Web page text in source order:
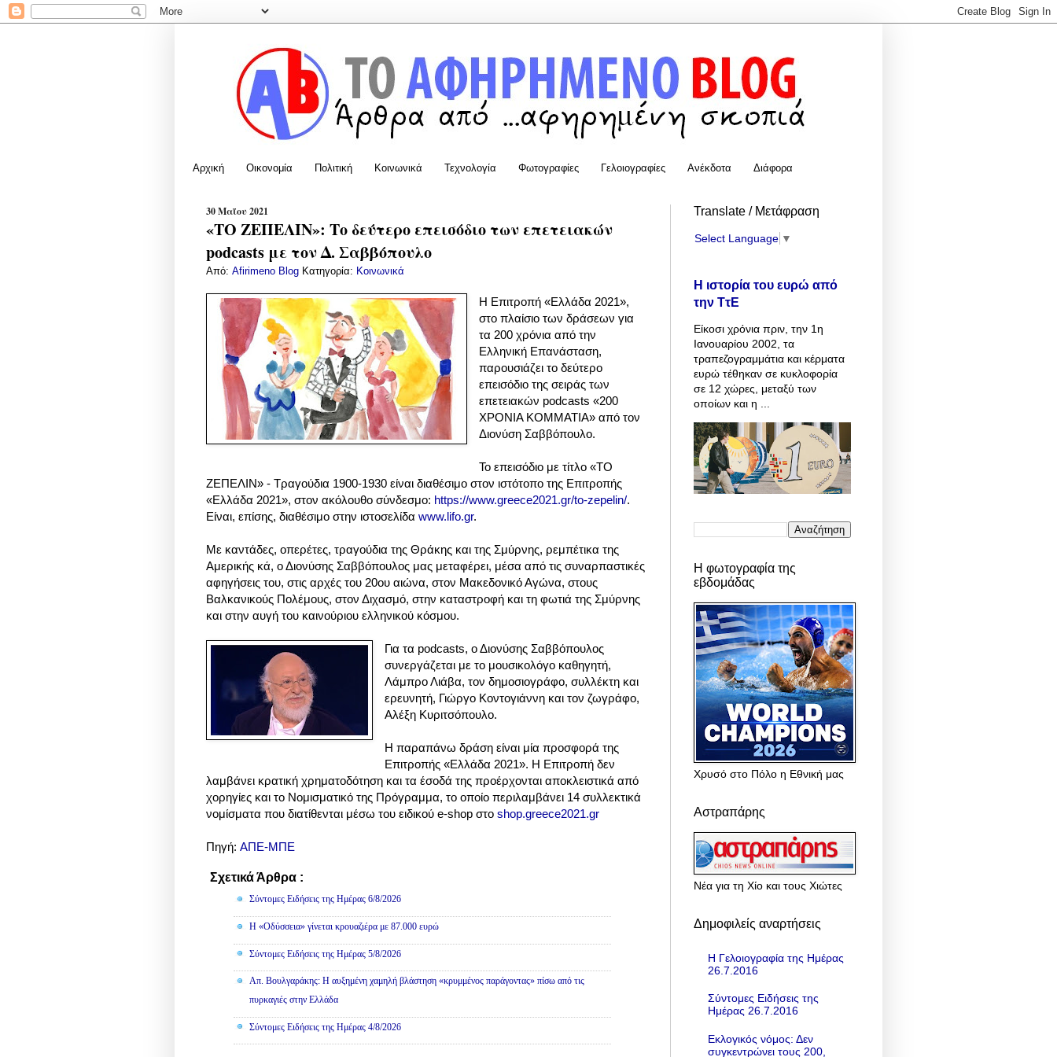
Αρχική Οικονομία Πολιτική Κοινωνικά Τεχνολογία Φωτογραφίες Γελοιογραφίες Ανέκδοτα Διάφορα
30 Μαΐου 2021
«ΤΟ ΖΕΠΕΛΙΝ»: Το δεύτερο επεισόδιο των επετειακών
podcasts με τον Δ. Σαββόπουλο
Από: Afirimeno Blog Κατηγορία: Κοινωνικά
Η Επιτροπή «Ελλάδα 2021»,
στο πλαίσιο των δράσεων για
τα 200 χρόνια από την
Ελληνική Επανάσταση,
παρουσιάζει το δεύτερο
επεισόδιο της σειράς των
επετειακών podcasts «200
ΧΡΟΝΙΑ ΚΟΜΜΑΤΙΑ» από τον
Διονύση Σαββόπουλο.
Το επεισόδιο με τίτλο «ΤΟ
ΖΕΠΕΛΙΝ» - Τραγούδια 1900-1930 είναι διαθέσιμο στον ιστότοπο της Επιτροπής
«Ελλάδα 2021», στον ακόλουθο σύνδεσμο: https://www.greece2021.gr/to-zepelin/.
Είναι, επίσης, διαθέσιμο στην ιστοσελίδα www.lifo.gr.
Με καντάδες, οπερέτες, τραγούδια της Θράκης και της Σμύρνης, ρεμπέτικα της
Αμερικής κά, ο Διονύσης Σαββόπουλος μας μεταφέρει, μέσα από τις συναρπαστικές
αφηγήσεις του, στις αρχές του 20ου αιώνα, στον Μακεδονικό Αγώνα, στους
Βαλκανικούς Πολέμους, στον Διχασμό, στην καταστροφή και τη φωτιά της Σμύρνης
και στην αυγή του καινούριου ελληνικού κόσμου.
Για τα podcasts, ο Διονύσης Σαββόπουλος
συνεργάζεται με το μουσικολόγο καθηγητή,
Λάμπρο Λιάβα, τον δημοσιογράφο, συλλέκτη και
ερευνητή, Γιώργο Κοντογιάννη και τον ζωγράφο,
Αλέξη Κυριτσόπουλο.
Η παραπάνω δράση είναι μία προσφορά της
Επιτροπής «Ελλάδα 2021». Η Επιτροπή δεν
λαμβάνει κρατική χρηματοδότηση και τα έσοδά της προέρχονται αποκλειστικά από
χορηγίες και το Νομισματικό της Πρόγραμμα, το οποίο περιλαμβάνει 14 συλλεκτικά
νομίσματα που διατίθενται μέσω του ειδικού e-shop στο shop.greece2021.gr
Πηγή: ΑΠΕ-ΜΠΕ
Σχετικά Άρθρα :
Σύντομες Ειδήσεις της Ημέρας 6/8/2026
Η «Οδύσσεια» γίνεται κρουαζιέρα με 87.000 ευρώ
Σύντομες Ειδήσεις της Ημέρας 5/8/2026
Απ. Βουλγαράκης: Η αυξημένη χαμηλή βλάστηση «κρυμμένος παράγοντας» πίσω από τις
πυρκαγιές στην Ελλάδα
Σύντομες Ειδήσεις της Ημέρας 4/8/2026
Translate / Μετάφραση
Select Language ▼
Η ιστορία του ευρώ από
την ΤτΕ
Είκοσι χρόνια πριν, την 1η
Ιανουαρίου 2002, τα
τραπεζογραμμάτια και κέρματα
ευρώ τέθηκαν σε κυκλοφορία
σε 12 χώρες, μεταξύ των
οποίων και η ...
Η φωτογραφία της
εβδομάδας
Χρυσό στο Πόλο η Εθνική μας
Αστραπάρης
Νέα για τη Χίο και τους Χιώτες
Δημοφιλείς αναρτήσεις
Η Γελοιογραφία της Ημέρας
26.7.2016
Σύντομες Ειδήσεις της
Ημέρας 26.7.2016
Εκλογικός νόμος: Δεν
συγκεντρώνει τους 200,